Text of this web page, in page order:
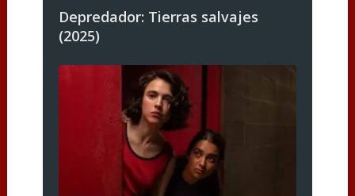
Depredador: Tierras salvajes
(2025)